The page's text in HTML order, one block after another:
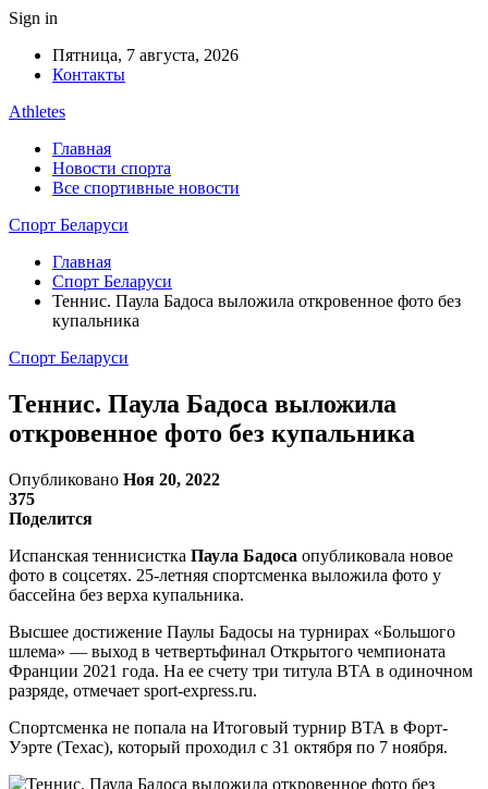
Sign in
Пятница, 7 августа, 2026
Контакты
Athletes
Главная
Новости спорта
Все спортивные новости
Спорт Беларуси
Главная
Спорт Беларуси
Теннис. Паула Бадоса выложила откровенное фото без
купальника
Спорт Беларуси
Теннис. Паула Бадоса выложила
откровенное фото без купальника
Опубликовано Ноя 20, 2022
375
Поделится
Испанская теннисистка Паула Бадоса опубликовала новое
фото в соцсетях. 25-летняя спортсменка выложила фото у
бассейна без верха купальника.
Высшее достижение Паулы Бадосы на турнирах «Большого
шлема» — выход в четвертьфинал Открытого чемпионата
Франции 2021 года. На ее счету три титула ВТА в одиночном
разряде, отмечает sport-express.ru.
Спортсменка не попала на Итоговый турнир ВТА в Форт-
Уэрте (Техас), который проходил с 31 октября по 7 ноября.